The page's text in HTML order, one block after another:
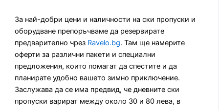
За най-добри цени и наличности на ски пропуски и
оборудване препоръчваме да резервирате
предварително чрез Ravelo.bg. Там ще намерите
оферти за различни пакети и специални
предложения, които помагат да спестите и да
планирате удобно вашето зимно приключение.
Заслужава да се има предвид, че дневните ски
пропуски варират между около 30 и 80 лева, в